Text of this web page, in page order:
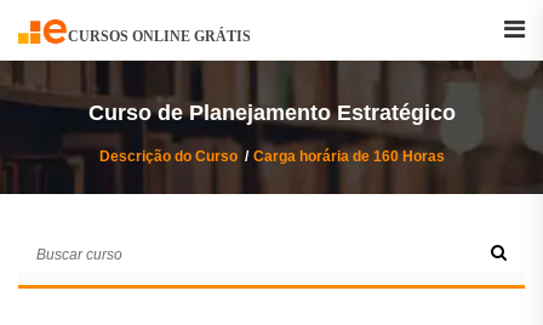
CURSOS ONLINE GRÁTIS
Curso
Curso de Planejamento Estratégico
Descrição do Curso Carga horária de 160 Horas